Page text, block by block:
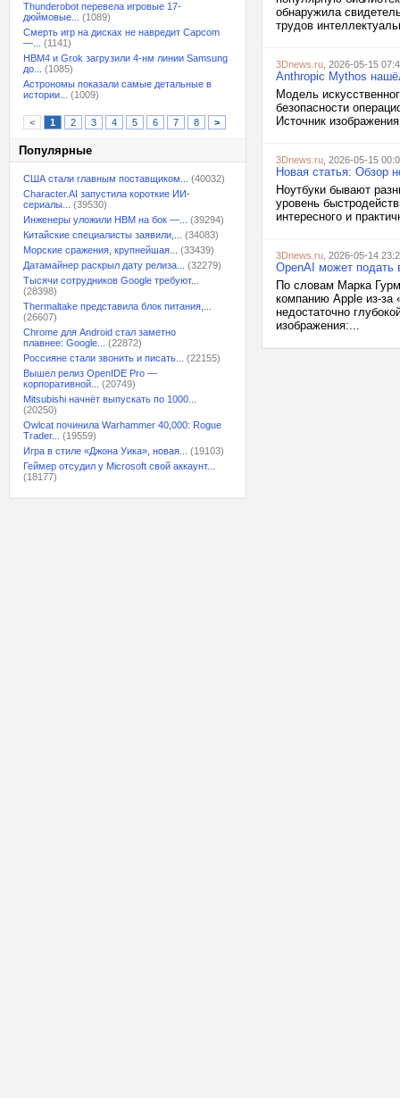
Thunderobot перевела игровые 17-
дюймовые...
(1089)
Смерть игр на дисках не навредит Capcom
—...
(1141)
HBM4 и Grok загрузили 4-нм линии Samsung
до...
(1085)
Астрономы показали самые детальные в
истории...
(1009)
< 1 2 3 4 5 6 7 8 >
Популярные
США стали главным поставщиком...
(40032)
Character.AI запустила короткие ИИ-
сериалы...
(39530)
Инженеры уложили HBM на бок —...
(39294)
Китайские специалисты заявили,...
(34083)
Морские сражения, крупнейшая...
(33439)
Датамайнер раскрыл дату релиза...
(32279)
Тысячи сотрудников Google требуют...
(28398)
Thermaltake представила блок питания,...
(26607)
Chrome для Android стал заметно
плавнее: Google...
(22872)
Россияне стали звонить и писать...
(22155)
Вышел релиз OpenIDE Pro —
корпоративной...
(20749)
Mitsubishi начнёт выпускать по 1000...
(20250)
Owlcat починила Warhammer 40,000: Rogue
Trader...
(19559)
Игра в стиле «Джона Уика», новая...
(19103)
Геймер отсудил у Microsoft свой аккаунт...
(18177)
обнаружила
трудов
3Dnews.ru , 2026-05-15
Anthropic Mythos
Модель
безопасности
Источник
3Dnews.ru , 2026-05-15
Новая статья: Обзор
Ноутбуки бывают
уровень
интересного и
3Dnews.ru , 2026-05-14
OpenAI может подать
По словам Марка
компанию Apple из-за
недостаточно
изображения:...